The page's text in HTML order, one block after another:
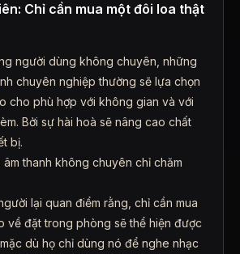
Chỉ cần mua một đôi loa thật
người dùng không chuyên, những
chuyên nghiệp thường sẽ lựa chọn
cho phù hợp với không gian và với
Bởi sự hài hoà sẽ nâng cao chất
bị.
thanh không chuyên chỉ chăm
lại quan điểm rằng, chỉ cần mua
về đặt trong phòng sẽ thể hiện được
dù họ chỉ dùng nó để nghe nhạc